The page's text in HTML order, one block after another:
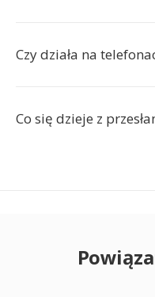
Czy działa na
Co się dzieje z